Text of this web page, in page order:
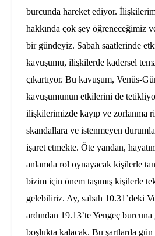
burcunda hareket ediyor.
hakkında çok şey öğreneceğimiz
bir gündeyiz. Sabah saatlerinde
kavuşumu, ilişkilerde kadersel
çıkartıyor. Bu kavuşum, Venüs-
kavuşumunun etkilerini de
ilişkilerimizde kayıp ve zorlanma
skandallara ve istenmeyen
işaret etmekte. Öte yandan,
anlamda rol oynayacak kişilerle
bizim için önem taşımış kişilerle
gelebiliriz. Ay, sabah 10.31’deki
ardından 19.13’te Yengeç
boşlukta kalacak. Bu şartlarda gün